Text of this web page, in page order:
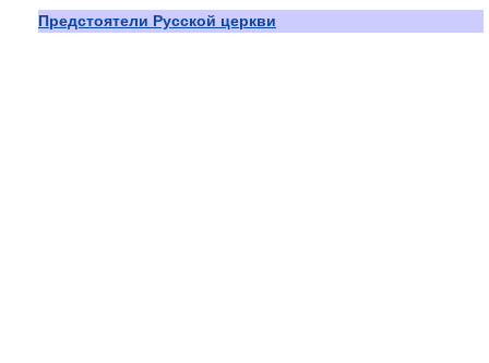
Предстоятели Русской церкви